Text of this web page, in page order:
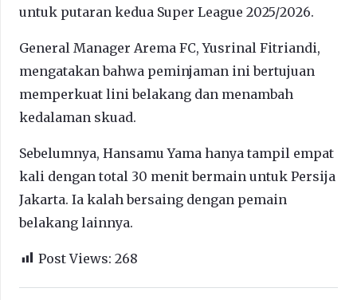
untuk putaran kedua Super League 2025/2026.
General Manager Arema FC, Yusrinal Fitriandi,
mengatakan bahwa peminjaman ini bertujuan
memperkuat lini belakang dan menambah
kedalaman skuad.
Sebelumnya, Hansamu Yama hanya tampil empat
kali dengan total 30 menit bermain untuk Persija
Jakarta. Ia kalah bersaing dengan pemain
belakang lainnya.
Post Views: 268